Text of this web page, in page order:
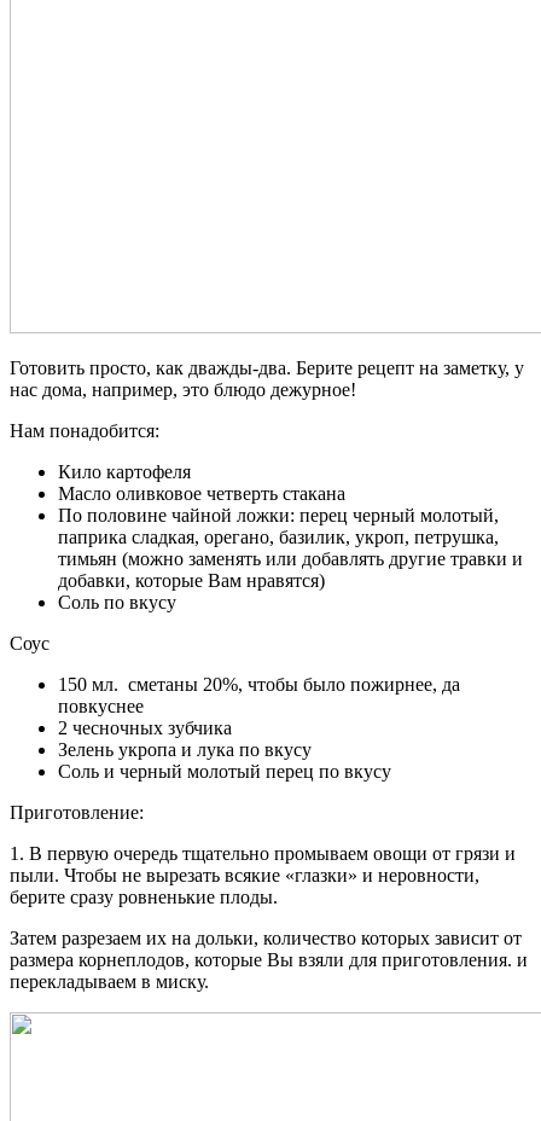
Готовить просто, как дважды-два. Берите рецепт на заметку, у
нас дома, например, это блюдо дежурное!
Нам понадобится:
Кило картофеля
Масло оливковое четверть стакана
По половине чайной ложки: перец черный молотый,
паприка сладкая, орегано, базилик, укроп, петрушка,
тимьян (можно заменять или добавлять другие травки и
добавки, которые Вам нравятся)
Соль по вкусу
Соус
150 мл. сметаны 20%, чтобы было пожирнее, да
повкуснее
2 чесночных зубчика
Зелень укропа и лука по вкусу
Соль и черный молотый перец по вкусу
Приготовление:
1. В первую очередь тщательно промываем овощи от грязи и
пыли. Чтобы не вырезать всякие «глазки» и неровности,
берите сразу ровненькие плоды.
Затем разрезаем их на дольки, количество которых зависит от
размера корнеплодов, которые Вы взяли для приготовления. и
перекладываем в миску.